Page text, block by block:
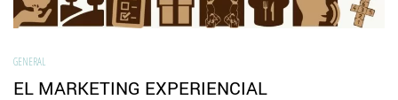
GENERAL
EL MARKETING EXPERIENCIAL